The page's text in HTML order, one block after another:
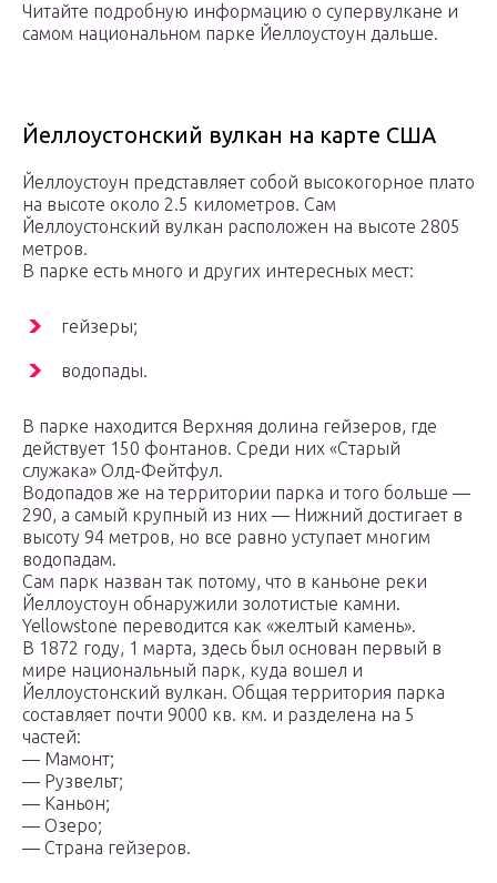
Читайте подробную информацию о супервулкане и
самом национальном парке Йеллоустоун дальше.
Йеллоустонский вулкан на карте США
Йеллоустоун представляет собой высокогорное плато
на высоте около 2.5 километров. Сам
Йеллоустонский вулкан расположен на высоте 2805
метров.
В парке есть много и других интересных мест:
гейзеры;
водопады.
В парке находится Верхняя долина гейзеров, где
действует 150 фонтанов. Среди них «Старый
служака» Олд-Фейтфул.
Водопадов же на территории парка и того больше —
290, а самый крупный из них — Нижний достигает в
высоту 94 метров, но все равно уступает многим
водопадам.
Сам парк назван так потому, что в каньоне реки
Йеллоустоун обнаружили золотистые камни.
Yellowstone переводится как «желтый камень».
В 1872 году, 1 марта, здесь был основан первый в
мире национальный парк, куда вошел и
Йеллоустонский вулкан. Общая территория парка
составляет почти 9000 кв. км. и разделена на 5
частей:
— Мамонт;
— Рузвельт;
— Каньон;
— Озеро;
— Страна гейзеров.